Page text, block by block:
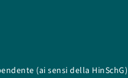
(ai sensi della HinSchG)